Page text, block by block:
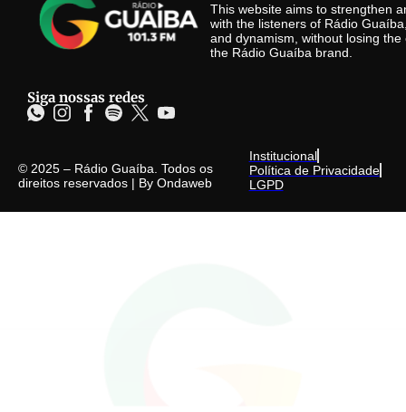
This website aims to strengthen
with the listeners of Rádio
and dynamism, without losing
the Rádio Guaíba brand.
Siga nossas redes
© 2025 – Rádio Guaíba. Todos os
direitos reservados | By Ondaweb
Institucional
Política de Privacidade
LGPD